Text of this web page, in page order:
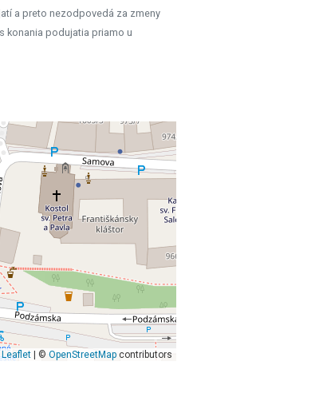
a preto nezodpovedá za zmeny
konania podujatia priamo u
Leaflet| © OpenStreetMapcontributors